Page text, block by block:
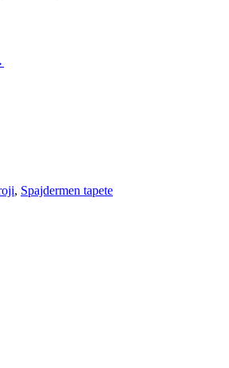
, Spajdermen tapete